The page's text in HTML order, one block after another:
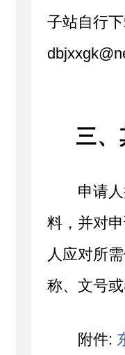
子站自行
三、
申请
料，并对
人应对所
称、文号
附件: